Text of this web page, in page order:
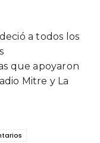
a todos los
que apoyaron
Mitre y La